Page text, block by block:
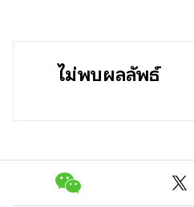
ไม่พบผลลัพธ์